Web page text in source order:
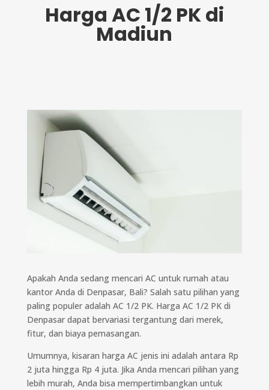
Harga AC 1/2 PK di
Madiun
Apakah Anda sedang mencari AC untuk rumah atau
kantor Anda di Denpasar, Bali? Salah satu pilihan yang
paling populer adalah AC 1/2 PK. Harga AC 1/2 PK di
Denpasar dapat bervariasi tergantung dari merek,
fitur, dan biaya pemasangan.
Umumnya, kisaran harga AC jenis ini adalah antara Rp
2 juta hingga Rp 4 juta. Jika Anda mencari pilihan yang
lebih murah, Anda bisa mempertimbangkan untuk